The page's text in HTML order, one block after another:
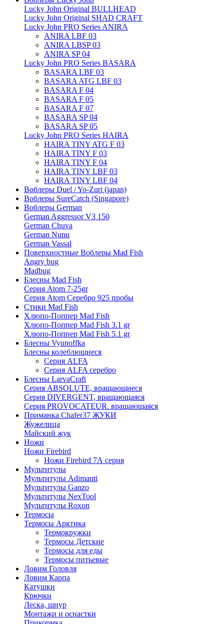
Lucky John Original BULLHEAD
Lucky John Original SHAD CRAFT
Lucky John PRO Series ANIRA
ANIRA LBF 03
ANIRA LBSP 03
ANIRA SP 04
Lucky John PRO Series BASARA
BASARA LBF 03
BASARA ATG LBF 03
BASARA F 04
BASARA F 05
BASARA F 07
BASARA SP 04
BASARA SP 05
Lucky John PRO Series HAIRA
HAIRA TINY ATG F 03
HAIRA TINY F 03
HAIRA TINY F 04
HAIRA TINY LBF 03
HAIRA TINY LBF 04
Воблеры Duel / Yo-Zuri (japan)
Воблеры SureCatch (Singapore)
Воблеры German
German Aggressor V3 150
German Chuva
German Nunu
German Vassal
Поверхностные Воблеры Mad Fish
Angry bug
Madbug
Блесны Mad Fish
Серия Atom 7-25gr
Серия Atom Серебро 925 пробы
Стики Mad Fish
Хлюпо-Поппер Mad Fish
Хлюпо-Поппер Mad Fish 3.1 gr
Хлюпо-Поппер Mad Fish 5.1 gr
Блесны Vyunoffka
Блесны колеблющиеся
Серия ALFA
Серия ALFA серебро
Блесны LarvaCraft
Серия ABSOLUTE, вращающиеся
Серия DIVERGENT, вращающаяся
Серия PROVOCATEUR. вращающаяся
Приманка Chafer37 ЖУКИ
Жужелица
Майский жук
Ножи
Ножи Firebird
Ножи Firebird 7А серия
Мультитулы
Мультитулы Adimanti
Мультитулы Ganzo
Мультитулы NexTool
Мультитулы Roxon
Термосы
Термосы Арктика
Термокружки
Термосы Детские
Термосы для еды
Термосы питьевые
Ловим Головля
Ловим Карпа
Катушки
Крючки
Леска, шнур
Монтажи и оснастки